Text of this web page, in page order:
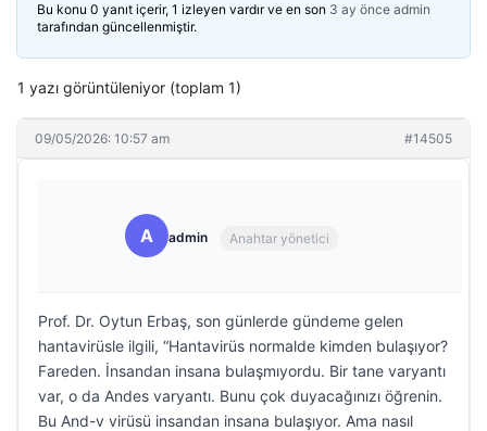
Bu konu 0 yanıt içerir, 1 izleyen vardır ve en son 3 ay önce admin
tarafından güncellenmiştir.
1 yazı görüntüleniyor (toplam 1)
09/05/2026: 10:57 am #14505
A admin Anahtar yönetici
Prof. Dr. Oytun Erbaş, son günlerde gündeme gelen
hantavirüsle ilgili, “Hantavirüs normalde kimden bulaşıyor?
Fareden. İnsandan insana bulaşmıyordu. Bir tane varyantı
var, o da Andes varyantı. Bunu çok duyacağınızı öğrenin.
Bu And-v virüsü insandan insana bulaşıyor. Ama nasıl